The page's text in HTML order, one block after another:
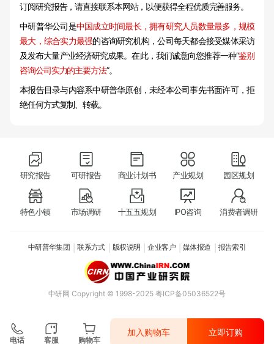
订阅研究报告，请直接联系本网站，以便获得全程优质完善服务。
中研普华公司是中国成立时间最长，拥有研究人员数量最多，规模
最大，综合实力最强的咨询研究机构，公司每天都会接受媒体采访
及发布大量产业经济研究成果。在此，我们诚意向您推荐一种“鉴别
咨询公司实力的主要方法”。
本报告目录与内容系中研普华原创，未经本公司事先书面许可，拒
绝任何方式复制、转载。
研究报告 可研报告 商业计划书 产业规划 园区规划
特色小镇 市场调研 十五五规划 IPO咨询 消费者调研
中研普华集团 联系方式 版权说明 企业客户 媒体报道 报告索引
中研网 Copyright © 1998-2025 粤ICP备05036522号
电话 客服 购物车
加入购物车 立即订购